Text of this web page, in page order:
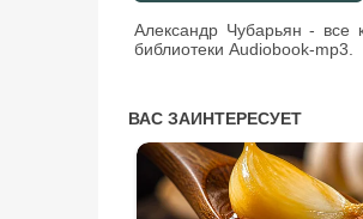
Александр Чубарьян - все
библиотеки Audiobook-mp3.